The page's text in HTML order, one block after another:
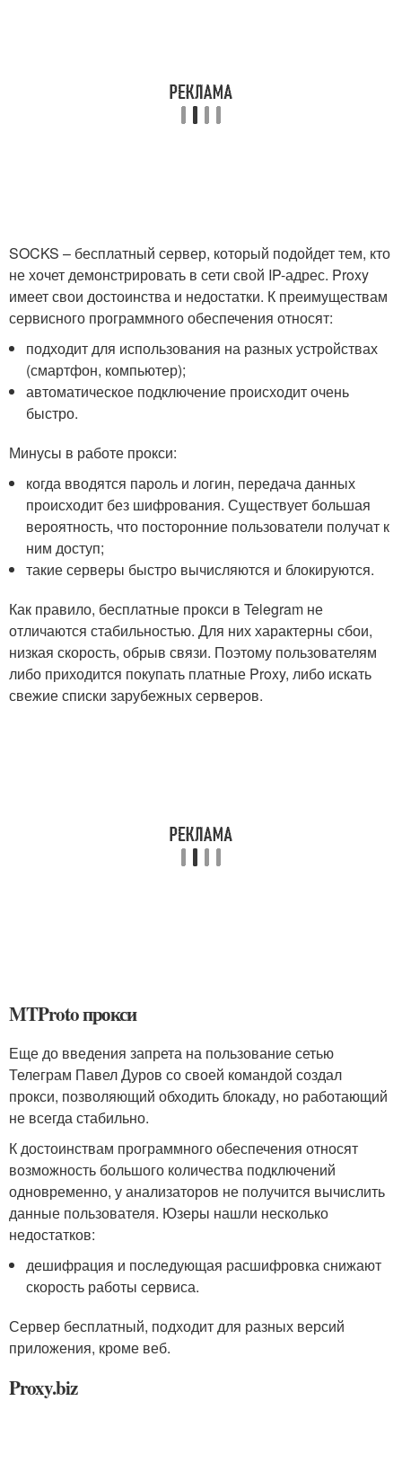
SOCKS – бесплатный сервер, который подойдет тем, кто
не хочет демонстрировать в сети свой IP-адрес. Proxy
имеет свои достоинства и недостатки. К преимуществам
сервисного программного обеспечения относят:
подходит для использования на разных устройствах
(смартфон, компьютер);
автоматическое подключение происходит очень
быстро.
Минусы в работе прокси:
когда вводятся пароль и логин, передача данных
происходит без шифрования. Существует большая
вероятность, что посторонние пользователи получат к
ним доступ;
такие серверы быстро вычисляются и блокируются.
Как правило, бесплатные прокси в Telegram не
отличаются стабильностью. Для них характерны сбои,
низкая скорость, обрыв связи. Поэтому пользователям
либо приходится покупать платные Proxy, либо искать
свежие списки зарубежных серверов.
MTProto прокси
Еще до введения запрета на пользование сетью
Телеграм Павел Дуров со своей командой создал
прокси, позволяющий обходить блокаду, но работающий
не всегда стабильно.
К достоинствам программного обеспечения относят
возможность большого количества подключений
одновременно, у анализаторов не получится вычислить
данные пользователя. Юзеры нашли несколько
недостатков:
дешифрация и последующая расшифровка снижают
скорость работы сервиса.
Сервер бесплатный, подходит для разных версий
приложения, кроме веб.
Proxy.biz